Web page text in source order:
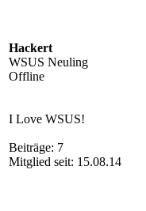
Hackert
WSUS Neuling
Offline
I Love WSUS!
Beiträge: 7
Mitglied seit: 15.08.14